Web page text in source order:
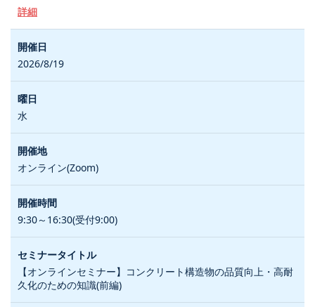
詳細
2026/8/19
水
オンライン(Zoom)
9:30～16:30(受付9:00)
【オンラインセミナー】コンクリート構造物の品質向上・高耐
久化のための知識(前編)